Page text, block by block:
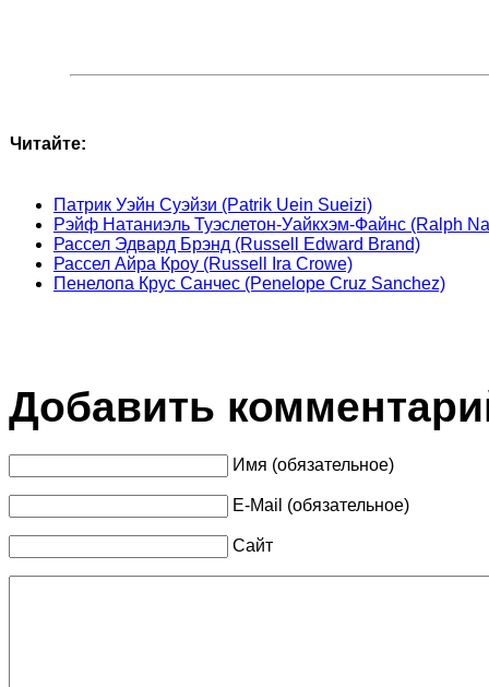
Читайте:
Патрик Уэйн Суэйзи (Patrik Uein Sueizi)
Рэйф Натаниэль Туэслетон-Уайкхэм-Файнс (Ralph
Рассел Эдвард Брэнд (Russell Edward Brand)
Рассел Айра Кроу (Russell Ira Crowe)
Пенелопа Крус Санчес (Penelope Cruz Sanchez)
Добавить
Имя (обязательное)
E-Mail (обязательное)
Сайт